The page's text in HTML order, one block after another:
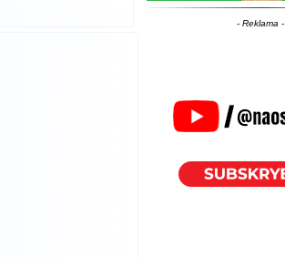
- Reklama -